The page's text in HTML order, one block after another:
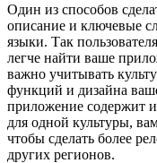
Один из способов
описание и ключевые
языки. Так
легче найти ваше
важно учитывать
функций и дизайна
приложение содержит
для одной культуры,
чтобы сделать более
других регионов.